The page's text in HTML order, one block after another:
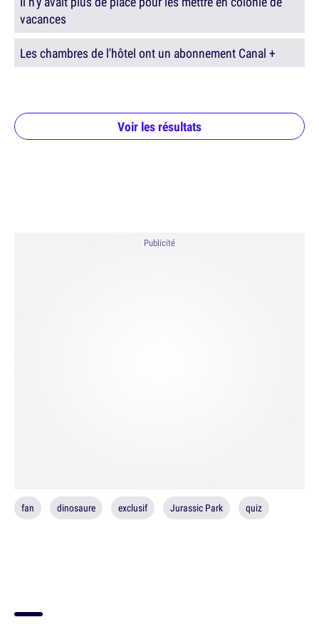
vacances
Les chambres de l'hôtel ont un abonnement Canal +
Voir les résultats
Publicité
fan dinosaure exclusif Jurassic Park quiz